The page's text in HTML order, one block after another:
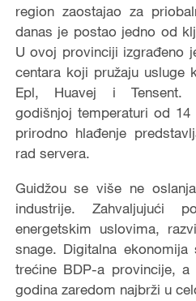
region zaostajao za
danas je postao jedno od
U ovoj provinciji izgrađeno
centara koji pružaju usluge
Epl, Huavej i Tensent.
godišnjoj temperaturi od 14
prirodno hlađenje
rad servera.
Guidžou se više ne
industrije. Zahvaljujući
energetskim uslovima,
snage. Digitalna
trećine BDP-a provincije,
godina zaredom najbrži u